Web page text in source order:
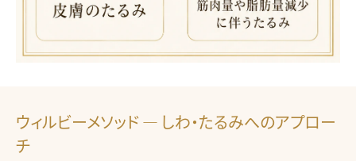
ウィルビーメソッド ― しわ・たるみへのアプロー
チ